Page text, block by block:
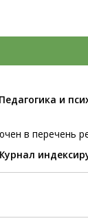
и
в перечень